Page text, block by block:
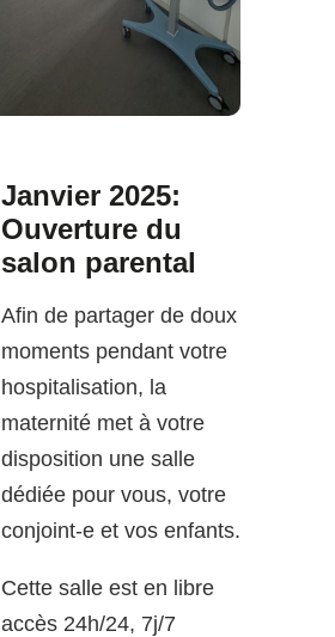
Janvier 2025:
Ouverture du
salon parental
Afin de partager de doux
moments pendant votre
hospitalisation, la
maternité met à votre
disposition une salle
dédiée pour vous, votre
conjoint-e et vos enfants.
Cette salle est en libre
accès 24h/24, 7j/7